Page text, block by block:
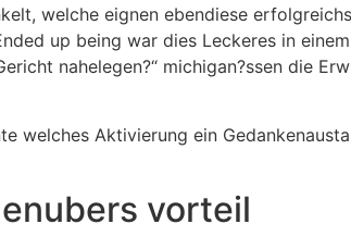
welche eignen ebendiese
up being war dies Leckeres in
nahelegen?“ michigan?ssen die
welches Aktivierung ein
vorteil